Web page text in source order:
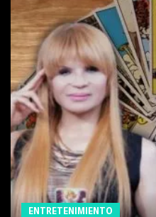
ENTRETENIMIENTO